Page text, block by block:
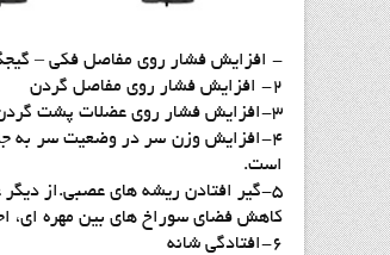
- افزایش فشار روی مفاصل فکی –
۲- افزایش فشار روی مفاصل گردن
۳-افزایش فشار روی عضلات پشت گردن
است.
۵-گیر افتادن ریشه های عصبی.از
کاهش فضای سوراخ های بین مهره ای،
۶-افتادگی شانه